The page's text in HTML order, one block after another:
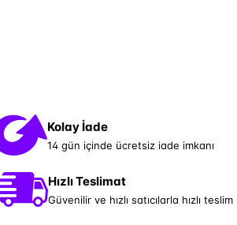
Kolay İade
14 gün içinde ücretsiz iade imkanı
Hızlı Teslimat
Güvenilir ve hızlı satıcılarla hızlı teslim